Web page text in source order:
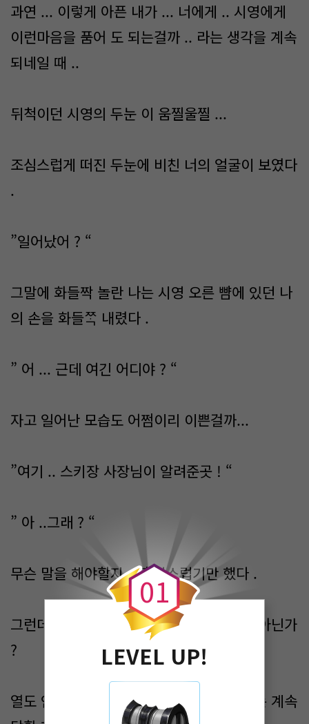
과연 ... 이렇게 아픈 내가 ... 너에게 .. 시영에게
이런마음을 품어 도 되는걸까 .. 라는 생각을 계속
되네일 때 ..
뒤척이던 시영의 두눈 이 움찔울찔 ...
조심스럽게 떠진 두눈에 비친 너의 얼굴이 보였다
.
”일어났어 ? “
그말에 화들짝 놀란 나는 시영 오른 뺨에 있던 나
의 손을 화들ᄍᆞᆨ 내렸다 .
” 어 ... 근데 여긴 어디야 ? “
자고 일어난 모습도 어쩜이리 이쁜걸까...
”여기 .. 스키장 사장님이 알려준곳 ! “
” 아 ..그래 ? “
무슨 말을 해야할지 .. 혼란스럽기만 했다 .
그런데 시영이 오른 손을 내이마에 대는게 아닌가
?
열도 안나는데 열을 재는듯한 재스처에 나는 계속
0
0
1
LEVEL UP!